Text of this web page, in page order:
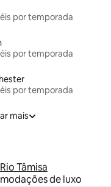
por temporada
por temporada
por temporada
mais
Rio Tâmisa
de luxo